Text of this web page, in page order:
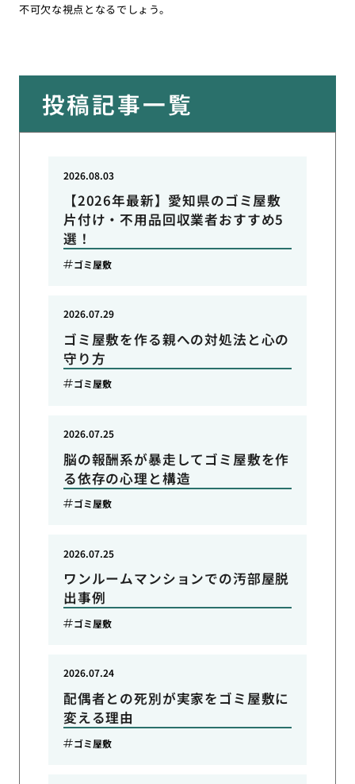
不可欠な視点となるでしょう。
投稿記事一覧
【2026年最新】愛知県のゴミ屋敷
片付け・不用品回収業者おすすめ5
選！
2026.08.03
ゴミ屋敷
ゴミ屋敷を作る親への対処法と心の
守り方
2026.07.29
ゴミ屋敷
脳の報酬系が暴走してゴミ屋敷を作
る依存の心理と構造
2026.07.25
ゴミ屋敷
ワンルームマンションでの汚部屋脱
出事例
2026.07.25
ゴミ屋敷
配偶者との死別が実家をゴミ屋敷に
変える理由
2026.07.24
ゴミ屋敷